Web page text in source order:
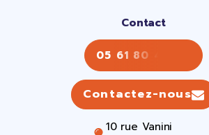
Contact
05 61 80 43 43
Contactez-nous
10 rue Vanini